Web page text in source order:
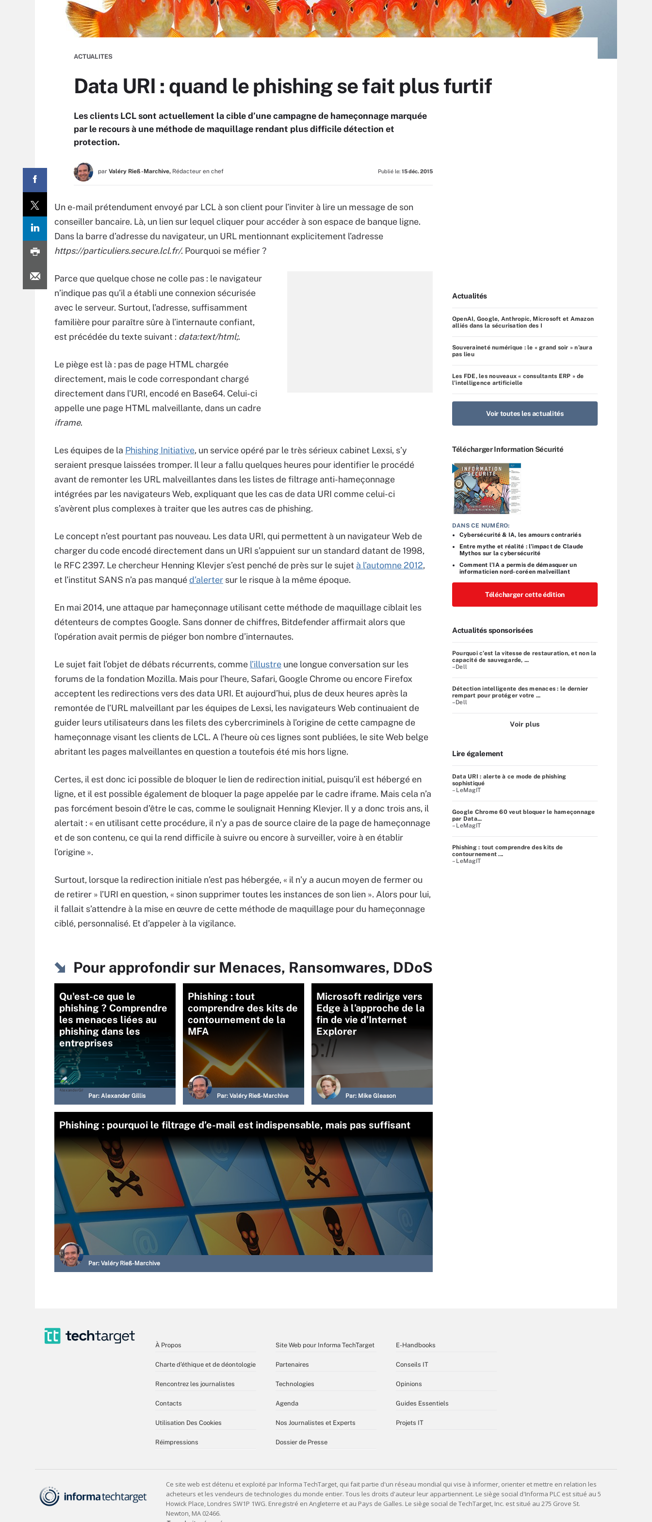
ACTUALITES
Data URI : quand le phishing se fait plus furtif
Les clients LCL sont actuellement la cible d’une campagne de hameçonnage marquée
par le recours à une méthode de maquillage rendant plus difficile détection et
protection.
par Valéry Rieß-Marchive, Rédacteur en chef Publié le: 15 déc. 2015
Un e-mail prétendument envoyé par LCL à son client pour l’inviter à lire un message de son
conseiller bancaire. Là, un lien sur lequel cliquer pour accéder à son espace de banque ligne.
Dans la barre d’adresse du navigateur, un URL mentionnant explicitement l’adresse
https://particuliers.secure.lcl.fr/. Pourquoi se méfier ?
Parce que quelque chose ne colle pas : le navigateur
n’indique pas qu’il a établi une connexion sécurisée
avec le serveur. Surtout, l’adresse, suffisamment
familière pour paraître sûre à l’internaute confiant,
est précédée du texte suivant : data:text/html;.
Le piège est là : pas de page HTML chargée
directement, mais le code correspondant chargé
directement dans l’URI, encodé en Base64. Celui-ci
appelle une page HTML malveillante, dans un cadre
iframe.
Les équipes de la Phishing Initiative, un service opéré par le très sérieux cabinet Lexsi, s’y
seraient presque laissées tromper. Il leur a fallu quelques heures pour identifier le procédé
avant de remonter les URL malveillantes dans les listes de filtrage anti-hameçonnage
intégrées par les navigateurs Web, expliquant que les cas de data URI comme celui-ci
s’avèrent plus complexes à traiter que les autres cas de phishing.
Le concept n’est pourtant pas nouveau. Les data URI, qui permettent à un navigateur Web de
charger du code encodé directement dans un URI s’appuient sur un standard datant de 1998,
le RFC 2397. Le chercheur Henning Klevjer s’est penché de près sur le sujet à l’automne 2012,
et l’institut SANS n’a pas manquéd’alerter sur le risque à la même époque.
En mai 2014, une attaque par hameçonnage utilisant cette méthode de maquillage ciblait les
détenteurs de comptes Google. Sans donner de chiffres, Bitdefender affirmait alors que
l’opération avait permis de piéger bon nombre d’internautes.
Le sujet fait l’objet de débats récurrents, comme l’illustre une longue conversation sur les
forums de la fondation Mozilla. Mais pour l’heure, Safari, Google Chrome ou encore Firefox
acceptent les redirections vers des data URI. Et aujourd’hui, plus de deux heures après la
remontée de l’URL malveillant par les équipes de Lexsi, les navigateurs Web continuaient de
guider leurs utilisateurs dans les filets des cybercriminels à l’origine de cette campagne de
hameçonnage visant les clients de LCL. A l’heure où ces lignes sont publiées, le site Web belge
abritant les pages malveillantes en question a toutefois été mis hors ligne.
Certes, il est donc ici possible de bloquer le lien de redirection initial, puisqu’il est hébergé en
ligne, et il est possible également de bloquer la page appelée par le cadre iframe. Mais cela n’a
pas forcément besoin d’être le cas, comme le soulignait Henning Klevjer. Il y a donc trois ans, il
alertait : « en utilisant cette procédure, il n’y a pas de source claire de la page de hameçonnage
et de son contenu, ce qui la rend difficile à suivre ou encore à surveiller, voire à en établir
l’origine ».
Surtout, lorsque la redirection initiale n’est pas hébergée, « il n’y a aucun moyen de fermer ou
de retirer » l’URI en question, « sinon supprimer toutes les instances de son lien ». Alors pour lui,
il fallait s’attendre à la mise en œuvre de cette méthode de maquillage pour du hameçonnage
ciblé, personnalisé. Et d’appeler à la vigilance.
Pour approfondir sur Menaces, Ransomwares, DDoS
Qu'est-ce que le
phishing ? Comprendre
les menaces liées au
phishing dans les
entreprises
Par: Alexander Gillis
Phishing : tout
comprendre des kits de
contournement de la
MFA
Par: Valéry Rieß-Marchive
Microsoft redirige vers
Edge à l’approche de la
fin de vie d’Internet
Explorer
Par: Mike Gleason
Phishing : pourquoi le filtrage d’e-mail est indispensable, mais pas suffisant
Par: Valéry Rieß-Marchive
Actualités
OpenAI, Google, Anthropic, Microsoft et Amazon
alliés dans la sécurisation des I
Souveraineté numérique : le « grand soir » n’aura
pas lieu
Les FDE, les nouveaux « consultants ERP » de
l’intelligence artificielle
Voir toutes les actualités
Télécharger Information Sécurité
DANS CE NUMÉRO:
Cybersécurité & IA, les amours contrariés
Entre mythe et réalité : l’impact de Claude
Mythos sur la cybersécurité
Comment l’IA a permis de démasquer un
informaticien nord-coréen malveillant
Télécharger cette édition
Actualités sponsorisées
Pourquoi c’est la vitesse de restauration, et non la
capacité de sauvegarde, ...
–Dell
Détection intelligente des menaces : le dernier
rempart pour protéger votre ...
–Dell
Voir plus
Lire également
Data URI : alerte à ce mode de phishing
sophistiqué
– LeMagIT
Google Chrome 60 veut bloquer le hameçonnage
par Data...
– LeMagIT
Phishing : tout comprendre des kits de
contournement ...
– LeMagIT
À Propos
Charte d’éthique et de déontologie
Rencontrez les journalistes
Contacts
Utilisation Des Cookies
Réimpressions
Site Web pour Informa TechTarget
Partenaires
Technologies
Agenda
Nos Journalistes et Experts
Dossier de Presse
E-Handbooks
Conseils IT
Opinions
Guides Essentiels
Projets IT